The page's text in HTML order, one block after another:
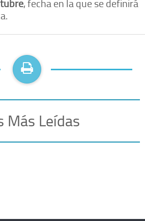
, fecha en la que se definirá
Más Leídas